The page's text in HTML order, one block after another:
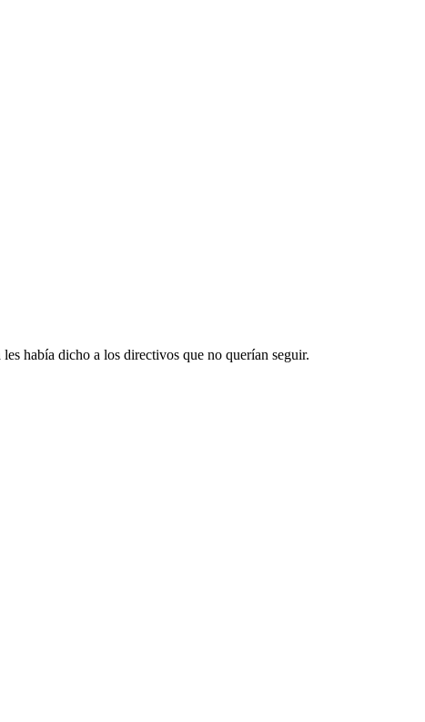
había dicho a los directivos que no querían seguir.